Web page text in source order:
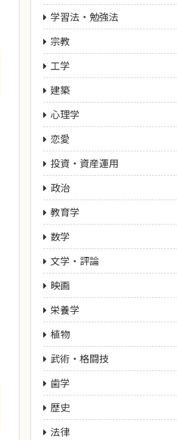
学習法・勉強法
宗教
工学
建築
心理学
恋愛
投資・資産運用
政治
教育学
数学
文学・評論
映画
栄養学
植物
武術・格闘技
歯学
歴史
法律